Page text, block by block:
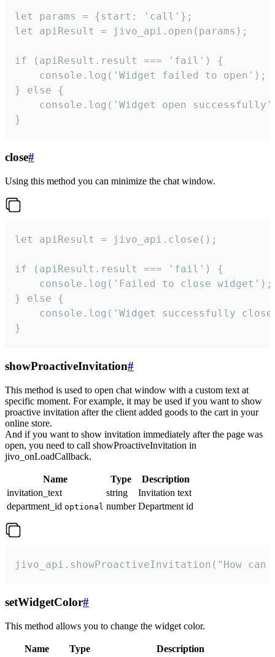
let params = {start: 'call'};
let apiResult = jivo_api.open(params);
if (apiResult.result === 'fail') {
    console.log('Widget failed to open');
} else {
console.log('Widget open
}
close#
Using this method you can minimize the chat window.
let apiResult = jivo_api.close();
if (apiResult.result === 'fail') {
    console.log('Failed to close widget');
} else {
console.log('Widget successfully
}
showProactiveInvitation#
This method is used to open chat window with a custom text at
specific moment. For example, it may be used if you want to show
proactive invitation after the client added goods to the cart in your
online store.
And if you want to show invitation immediately after the page was
open, you need to call showProactiveInvitation in
jivo_onLoadCallback.
Name Type
Description
invitation_text
string
Invitation text
department_id optional number Department id
jivo_api.showProactiveInvitation("How
setWidgetColor#
This method allows you to change the widget color.
Name Type
Description